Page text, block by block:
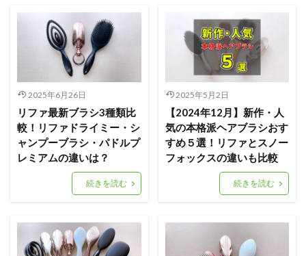
2025年6月26日
リファ最新ブラシ3種類比
較！リファドライミー・シ
ャンプーブラシ・パドルプ
レミアムの違いは？
続きを読む
2025年5月2日
【2024年12月】新作・人
気の本格派ヘアブラシおす
すめ５選！リファとスノー
フォックスの違いも比較
続きを読む